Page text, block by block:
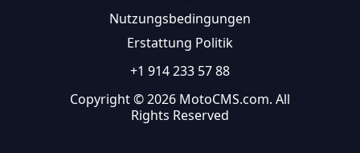
Nutzungsbedingungen
Erstattung Politik
+1 914 233 57 88
Copyright © 2026 MotoCMS.com. All
Rights Reserved